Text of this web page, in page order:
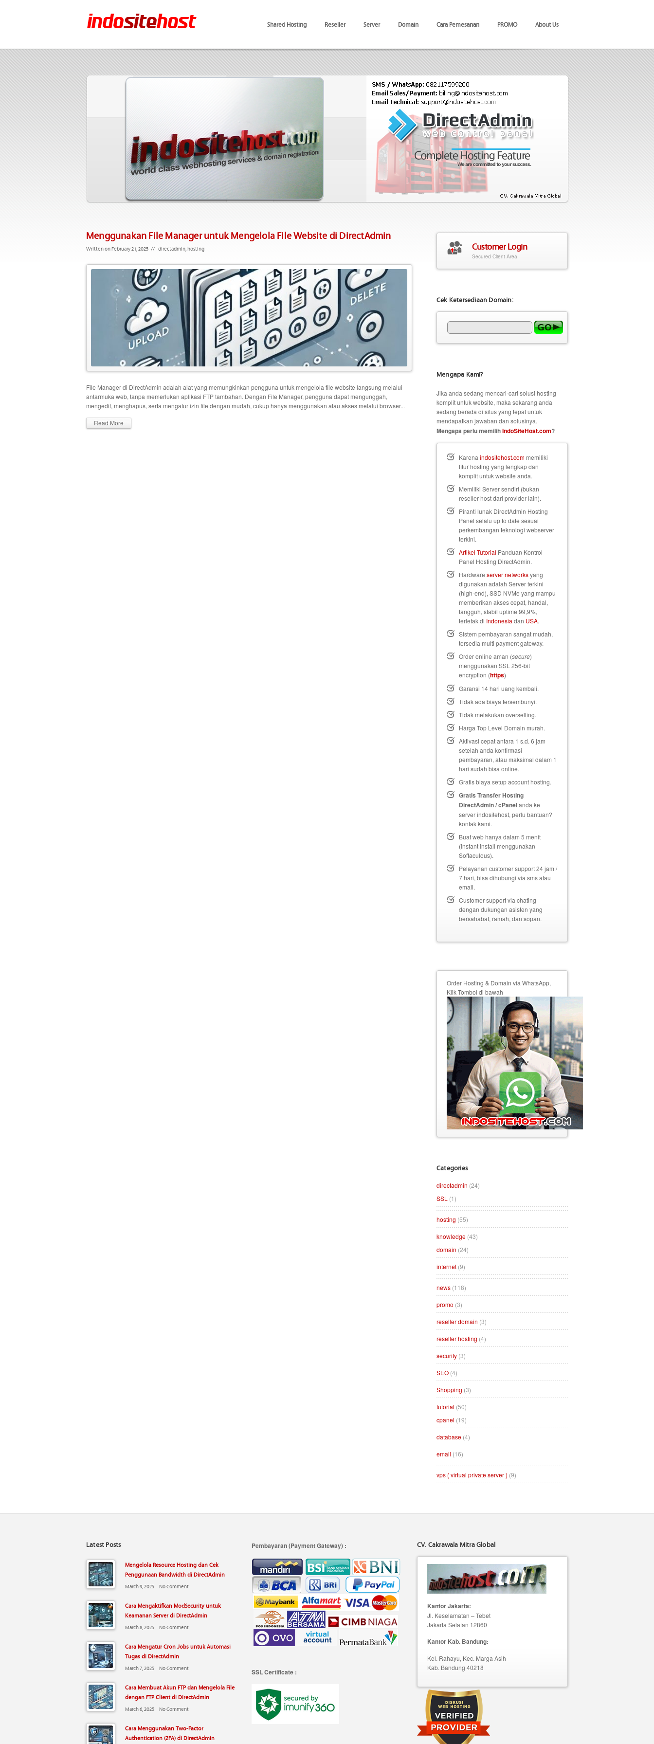
Shared Hosting Reseller Server Domain Cara Pemesanan PROMO About Us
Menggunakan File Manager untuk Mengelola File Website di DirectAdmin
Written on February 21, 2025 // directadmin,hosting
File Manager di DirectAdmin adalah alat yang memungkinkan pengguna untuk mengelola file website langsung melalui
antarmuka web, tanpa memerlukan aplikasi FTP tambahan. Dengan File Manager, pengguna dapat mengunggah,
mengedit, menghapus, serta mengatur izin file dengan mudah, cukup hanya menggunakan atau akses melalui browser...
Read More
Customer Login
Secured Client Area
Cek Ketersediaan Domain:
Mengapa Kami?
Jika anda sedang mencari-cari solusi hosting
komplit untuk website, maka sekarang anda
sedang berada di situs yang tepat untuk
mendapatkan jawaban dan solusinya.
Mengapa perlu memilihIndoSiteHost.com?
Karena indositehost.commemiliki
fitur hosting yang lengkap dan
komplit untuk website anda.
Memiliki Server sendiri (bukan
reseller host dari provider lain).
Piranti lunak DirectAdmin Hosting
Panel selalu up to date sesuai
perkembangan teknologi webserver
terkini.
Artikel Tutorial Panduan Kontrol
Panel Hosting DirectAdmin.
Hardware server networksyang
digunakan adalah Server terkini
(high-end), SSD NVMe yang mampu
memberikan akses cepat, handal,
tangguh, stabil uptime 99,9%,
terletak di Indonesia dan USA.
Sistem pembayaran sangat mudah,
tersedia multi payment gateway.
Order online aman (secure)
menggunakan SSL 256-bit
encryption (https)
Garansi 14 hari uang kembali.
Tidak ada biaya tersembunyi.
Tidak melakukan overselling.
Harga Top Level Domain murah.
Aktivasi cepat antara 1 s.d. 6 jam
setelah anda konfirmasi
pembayaran, atau maksimal dalam 1
hari sudah bisa online.
Gratis biaya setupaccount hosting.
Gratis Transfer Hosting
DirectAdmin / cPanelanda ke
server indositehost, perlu bantuan?
kontak kami.
Buat web hanya dalam 5 menit
(instant install menggunakan
Softaculous).
Pelayanan customer support 24 jam /
7 hari, bisa dihubungi via sms atau
email.
Customer support via chating
dengan dukungan asisten yang
bersahabat, ramah, dan sopan.
Order Hosting & Domain via WhatsApp,
Klik Tombol di bawah
Categories
directadmin (24)
SSL (1)
hosting (55)
knowledge (43)
domain (24)
internet (9)
news (118)
promo (3)
reseller domain (3)
reseller hosting (4)
security (3)
SEO (4)
Shopping (3)
tutorial (50)
cpanel (19)
database (4)
email (16)
vps ( virtual private server ) (9)
Latest Posts
Mengelola Resource Hosting dan Cek
Penggunaan Bandwidth di DirectAdmin
March 9, 2025 No Comment
Cara Mengaktifkan ModSecurity untuk
Keamanan Server di DirectAdmin
March 8, 2025 No Comment
Cara Mengatur Cron Jobs untuk Automasi
Tugas di DirectAdmin
March 7, 2025 No Comment
Cara Membuat Akun FTP dan Mengelola File
dengan FTP Client di DirectAdmin
March 6, 2025 No Comment
Cara Menggunakan Two-Factor
Authentication (2FA) di DirectAdmin
Pembayaran (Payment Gateway) :
SSL Certificate :
CV. Cakrawala Mitra Global
Kantor Jakarta:
Jl. Keselamatan – Tebet
Jakarta Selatan 12860
Kantor Kab. Bandung:
Kel. Rahayu, Kec. Marga Asih
Kab. Bandung 40218